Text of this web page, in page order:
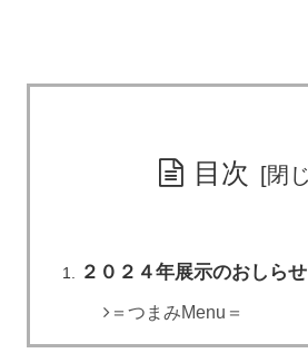
目次
２０２４年展示のおしらせ
＝つまみMenu＝